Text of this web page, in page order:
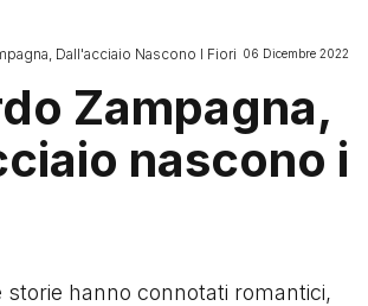
Dall'acciaio Nascono I Fiori 06 Dicembre 2022
Zampagna,
nascono i
hanno connotati romantici,